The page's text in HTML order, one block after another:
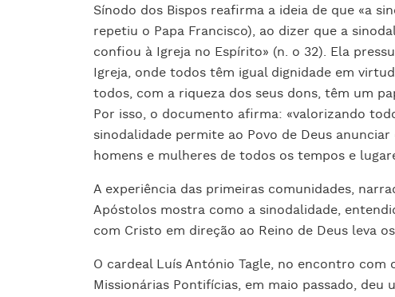
Sínodo dos Bispos reafirma a ideia de que «a
repetiu o Papa Francisco), ao dizer que a
confiou à Igreja no Espírito» (n. o 32). Ela
Igreja, onde todos têm igual dignidade em
todos, com a riqueza dos seus dons, têm um
Por isso, o documento afirma: «valorizando
sinodalidade permite ao Povo de Deus
homens e mulheres de todos os tempos e
A experiência das primeiras comunidades,
Apóstolos mostra como a sinodalidade,
com Cristo em direção ao Reino de Deus leva
O cardeal Luís António Tagle, no encontro com
Missionárias Pontifícias, em maio passado, deu